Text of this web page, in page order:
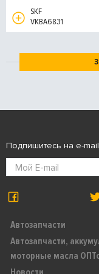
SKF
VKBA6831
Автозапчасти
Автозапчасти,
моторные масла
Подпишитесь на e-